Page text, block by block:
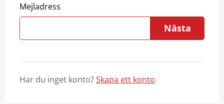
Mejladress
Nästa
Har du inget konto?Skapa ett konto.